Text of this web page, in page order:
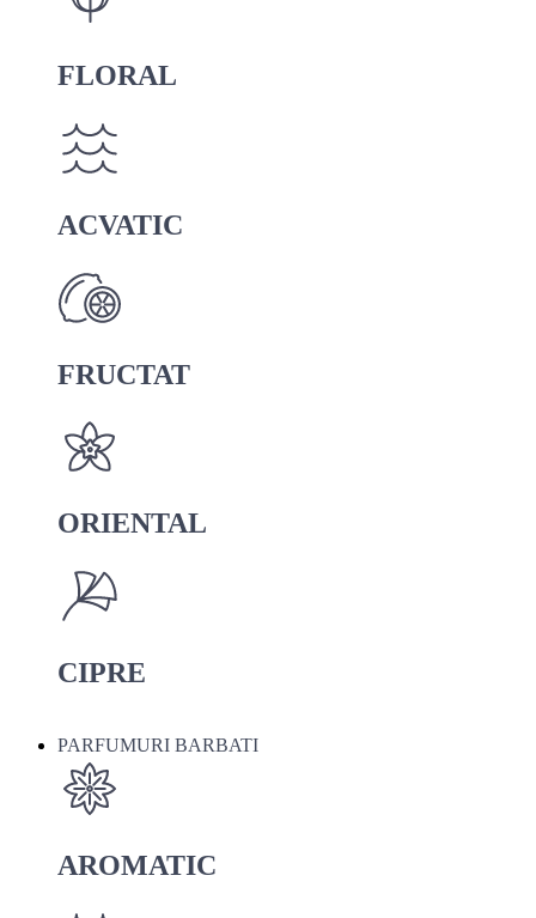
FLORAL
ACVATIC
FRUCTAT
ORIENTAL
CIPRE
PARFUMURI BARBATI
AROMATIC